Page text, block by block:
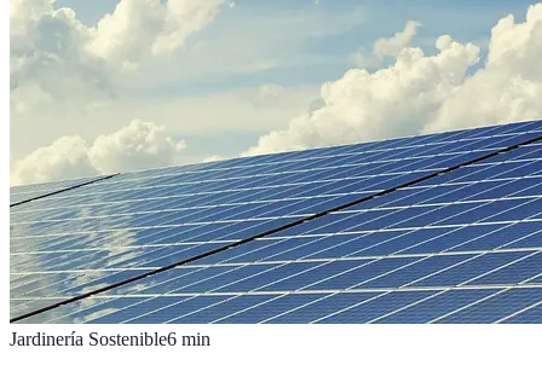
Jardinería Sostenible6 min